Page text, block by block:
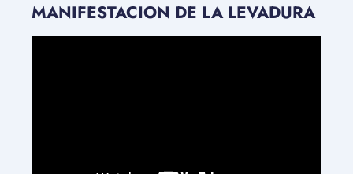
MANIFESTACION DE LA LEVADURA